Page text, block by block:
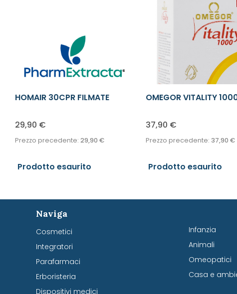
HOMAIR 30CPR FILMATE
29,90 €
Prezzo precedente: 29,90 €
Prodotto esaurito
OMEGOR VITALITY
37,90 €
Prezzo precedente: 37,90 €
Prodotto esaurito
Naviga
Cosmetici
Integratori
Parafarmaci
Erboristeria
Dispositivi medici
Infanzia
Animali
Omeopatici
Casa e